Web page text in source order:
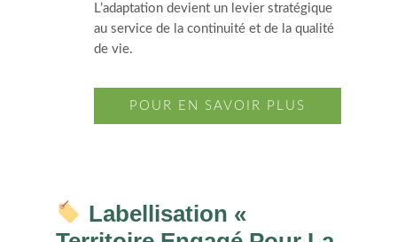
L’adaptation devient un levier stratégique
au service de la continuité et de la qualité
de vie.
POUR EN SAVOIR PLUS
Labellisation «